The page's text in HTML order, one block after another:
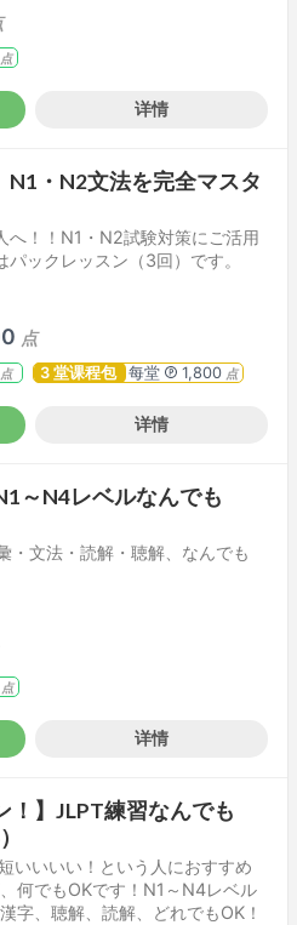
详情
N1・N2文法を完全マスタ
へ！！N1・N2試験対策にご活用
パックレッスン（3回）です。
点
3 堂课程包 每堂 1,800点
详情
～N4レベルなんでも
・文法・読解・聴解、なんでも
详情
！】JLPT練習なんでも
いいいい！という人におすすめ
何でもOKです！N1～N4レベル
字、聴解、読解、どれでもOK！